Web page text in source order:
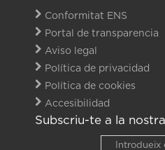
Conformitat ENS
Portal de transparencia
Aviso legal
Política de privacidad
Política de cookies
Accesibilidad
Subscriu-te a la